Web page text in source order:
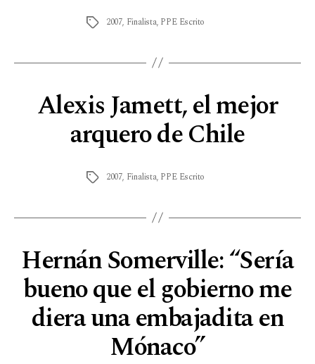
2007, Finalista, PPE Escrito
Alexis Jamett, el mejor
arquero de Chile
2007, Finalista, PPE Escrito
Hernán Somerville: “Sería
bueno que el gobierno me
diera una embajadita en
Mónaco”